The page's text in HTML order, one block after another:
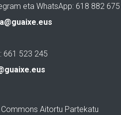
eta WhatsApp: 618 882 675
661 523 245
Commons Aitortu Partekatu